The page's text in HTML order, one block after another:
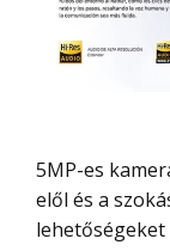
5MP-es kamera van a hátulján és szintén 5MP-es
elől és a
lehetőségeket